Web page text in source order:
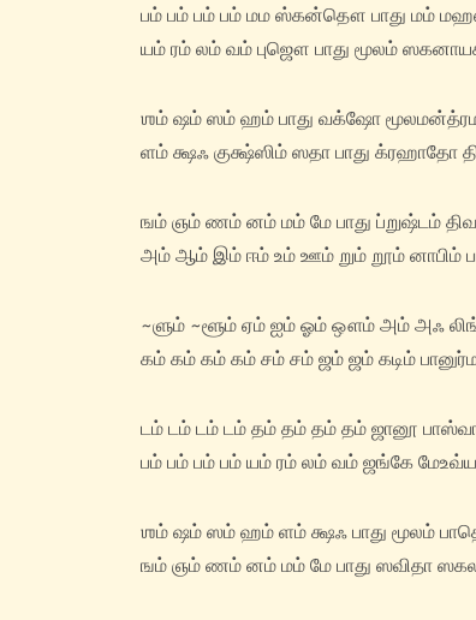
பம் பம் பம் பம் மம ஸ்கன்தௌ பாது மம்
யம் ரம் லம் வம் புஜௌ பாது மூலம்
ஶம் ஷம் ஸம் ஹம் பாது வக்ஷோ
ளம் க்ஷஃ குக்ஷ்ஸிம் ஸதா பாது க்ரஹாதோ
ஙம் ஞம் ணம் னம் மம் மே பாது ப்றுஷ்டம்
அம் ஆம் இம் ஈம் உம் ஊம் றும் றூம் னாபிம்
~ளும் ~ளூம் ஏம் ஐம் ஓம் ஔம் அம் அஃ
கம் கம் கம் கம் சம் சம் ஜம் ஜம் கடிம்
டம் டம் டம் டம் தம் தம் தம் தம் ஜானூ
பம் பம் பம் பம் யம் ரம் லம் வம் ஜங்கே
ஶம் ஷம் ஸம் ஹம் ளம் க்ஷஃ பாது மூலம்
ஙம் ஞம் ணம் னம் மம் மே பாது ஸவிதா